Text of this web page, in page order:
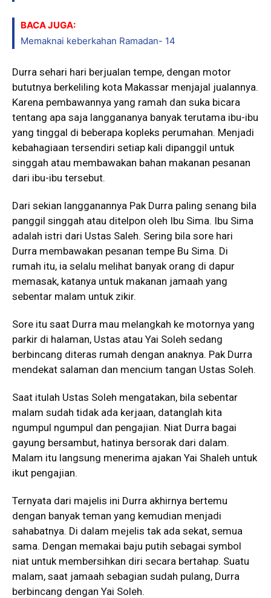
BACA JUGA:
Memaknai keberkahan Ramadan- 14
Durra sehari hari berjualan tempe, dengan motor
bututnya berkeliling kota Makassar menjajal jualannya.
Karena pembawannya yang ramah dan suka bicara
tentang apa saja langgananya banyak terutama ibu-ibu
yang tinggal di beberapa kopleks perumahan. Menjadi
kebahagiaan tersendiri setiap kali dipanggil untuk
singgah atau membawakan bahan makanan pesanan
dari ibu-ibu tersebut.
Dari sekian langganannya Pak Durra paling senang bila
panggil singgah atau ditelpon oleh Ibu Sima. Ibu Sima
adalah istri dari Ustas Saleh. Sering bila sore hari
Durra membawakan pesanan tempe Bu Sima. Di
rumah itu, ia selalu melihat banyak orang di dapur
memasak, katanya untuk makanan jamaah yang
sebentar malam untuk zikir.
Sore itu saat Durra mau melangkah ke motornya yang
parkir di halaman, Ustas atau Yai Soleh sedang
berbincang diteras rumah dengan anaknya. Pak Durra
mendekat salaman dan mencium tangan Ustas Soleh.
Saat itulah Ustas Soleh mengatakan, bila sebentar
malam sudah tidak ada kerjaan, datanglah kita
ngumpul ngumpul dan pengajian. Niat Durra bagai
gayung bersambut, hatinya bersorak dari dalam.
Malam itu langsung menerima ajakan Yai Shaleh untuk
ikut pengajian.
Ternyata dari majelis ini Durra akhirnya bertemu
dengan banyak teman yang kemudian menjadi
sahabatnya. Di dalam mejelis tak ada sekat, semua
sama. Dengan memakai baju putih sebagai symbol
niat untuk membersihkan diri secara bertahap. Suatu
malam, saat jamaah sebagian sudah pulang, Durra
berbincang dengan Yai Soleh.